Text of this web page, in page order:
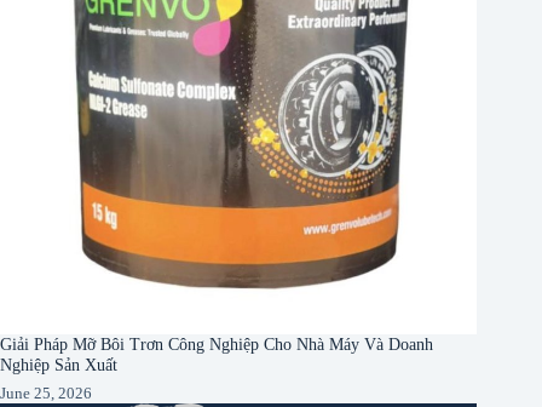
Giải Pháp Mỡ Bôi Trơn Công Nghiệp Cho Nhà Máy Và Doanh
Nghiệp Sản Xuất
June 25, 2026